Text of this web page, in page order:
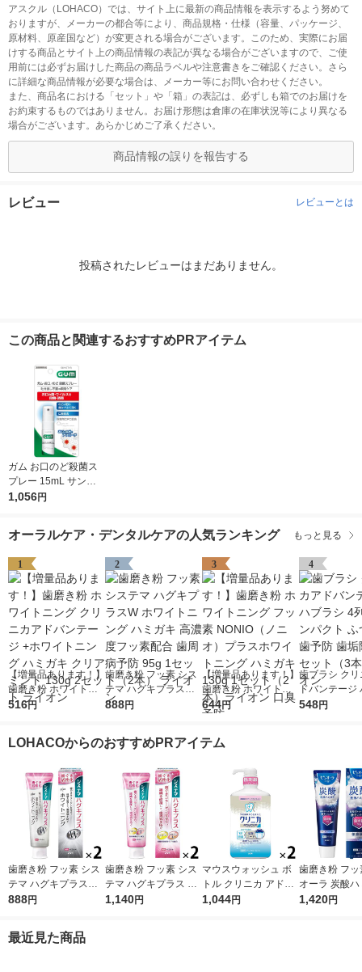
アスクル（LOHACO）では、サイト上に最新の商品情報を表示するよう努めて
おりますが、メーカーの都合等により、商品規格・仕様（容量、パッケージ、
原材料、原産国など）が変更される場合がございます。このため、実際にお届
けする商品とサイト上の商品情報の表記が異なる場合がございますので、ご使
用前には必ずお届けした商品の商品ラベルや注意書きをご確認ください。さら
に詳細な商品情報が必要な場合は、メーカー等にお問い合わせください。
また、商品名における「セット」や「箱」の表記は、必ずしも箱でのお届けを
お約束するものではありません。お届け形態は倉庫の在庫状況等により異なる
場合がございます。あらかじめご了承ください。
商品情報の誤りを報告する
レビュー レビューとは
投稿されたレビューはまだありません。
この商品と関連するおすすめPRアイテム
ガム お口のど殺菌ス
プレー 15mL サンス
ター GUM 殺菌・消毒
ル ミニ 口臭
1,056円
オーラルケア・デンタルケアの人気ランキング もっと見る
1
【増量品あります！】
歯磨き粉 ホワイトニ
ング クリニカアドバ
ミント 130g 2セット
516円
2
歯磨き粉 フッ素 シス
テマ ハグキプラスW
ホワイトニング ハミ
セット（2本） ライオ
888円
3
【増量品あります！】
歯磨き粉 ホワイトニ
ング フッ素 NONIO
130g 1セット（2本）
644円
4
歯ブラシ クリ
ドバンテージ
シ 4列 超コン
548円
LOHACOからのおすすめPRアイテム
歯磨き粉 フッ素 シス
テマ ハグキプラスW
ホワイトニング ハミ
セット（2本） ライオ
888円
歯磨き粉 フッ素 シス
テマ ハグキプラス ハ
ミガキ 組織修復成分
1,140円
マウスウォッシュ ボ
トル クリニカ アドバ
ンテージ デンタルリ
1,044円
歯磨き粉 フッ
オーラ 炭酸
95g クリスタ
1,420円
最近見た商品